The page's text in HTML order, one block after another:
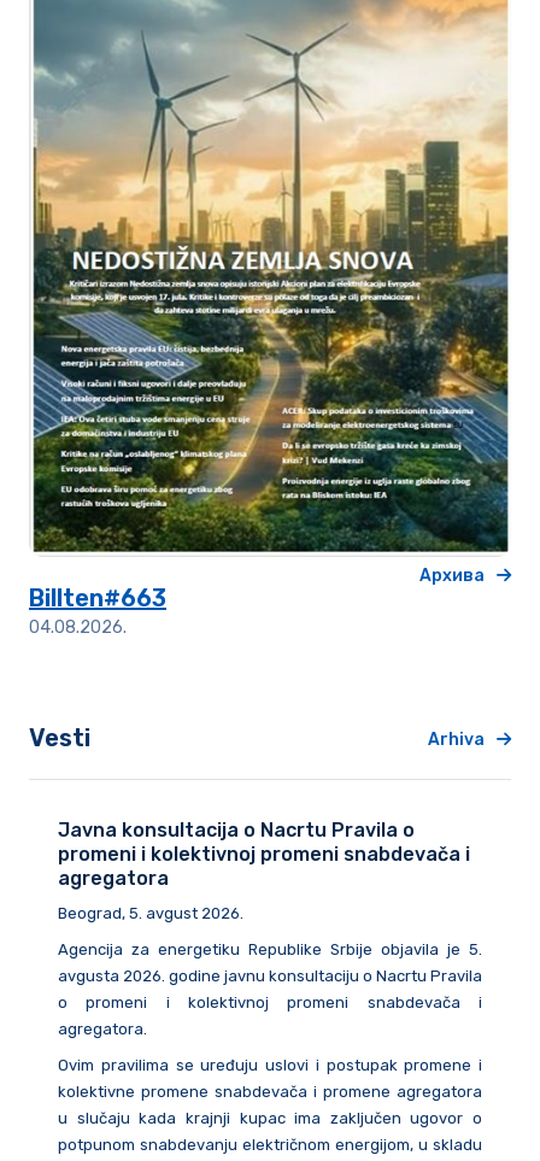
Billten#663
04.08.2026.
Архива
Vesti Arhiva
Javna konsultacija o Nacrtu Pravila o
promeni i kolektivnoj promeni snabdevača i
agregatora
Beograd, 5. avgust 2026.
Agencija za energetiku Republike Srbije objavila je 5.
avgusta 2026. godine javnu konsultaciju o Nacrtu Pravila
o promeni i kolektivnoj promeni snabdevača i
agregatora.
Ovim pravilima se uređuju uslovi i postupak promene i
kolektivne promene snabdevača i promene agregatora
u slučaju kada krajnji kupac ima zaključen ugovor o
potpunom snabdevanju električnom energijom, u skladu